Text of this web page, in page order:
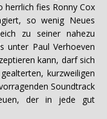
herrlich fies Ronny Cox
so wenig Neues
zu seiner nahezu
unter Paul Verhoeven
kann, darf sich
kurzweiligen
Soundtrack
der in jede gut